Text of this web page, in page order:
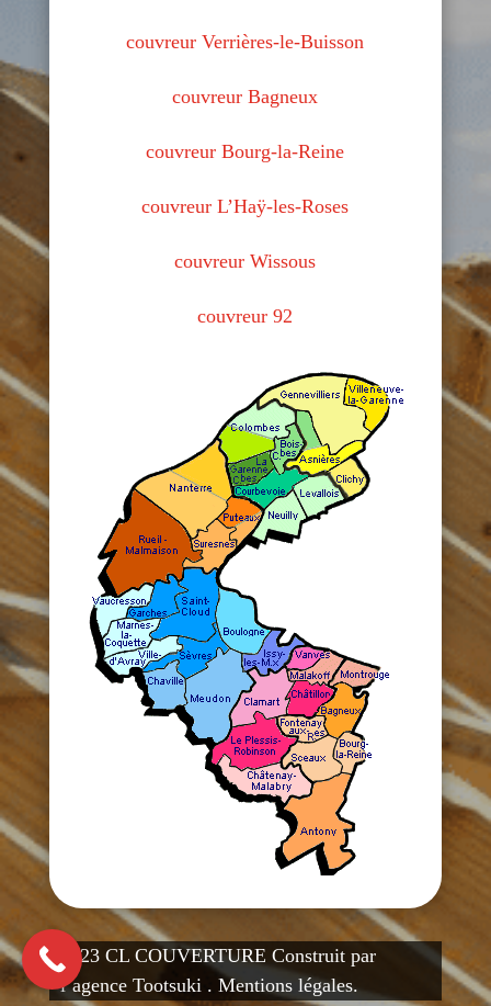
couvreur Verrières-le-Buisson
couvreur Bagneux
couvreur Bourg-la-Reine
couvreur L’Haÿ-les-Roses
couvreur Wissous
couvreur 92
2023 CL COUVERTURE Construit par
l’agence Tootsuki . Mentions légales.